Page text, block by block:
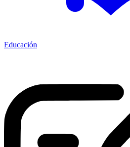
Educación